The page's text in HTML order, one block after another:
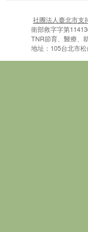
社團法人臺北市支
衛部救字字第
TNR節育、醫療、
地址：105台北市